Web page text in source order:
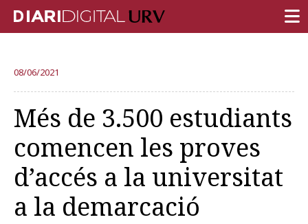
RECERCA
DOCÈNCIA
INSTITUCIÓ
VIDA AL CAMPUS
COMUNITAT URV
08/06/2021
Més de 3.500 estudiants
comencen les proves
d’accés a la universitat
a la demarcació